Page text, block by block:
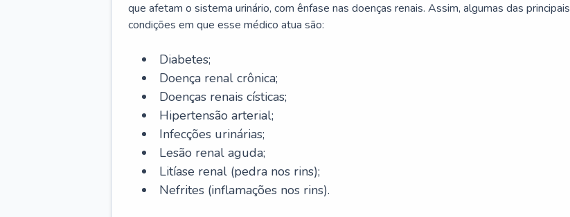
que afetam o sistema urinário, com ênfase nas doenças renais. Assim, algumas das principais
condições em que esse médico atua são:
Diabetes;
Doença renal crônica;
Doenças renais císticas;
Hipertensão arterial;
Infecções urinárias;
Lesão renal aguda;
Litíase renal (pedra nos rins);
Nefrites (inflamações nos rins).